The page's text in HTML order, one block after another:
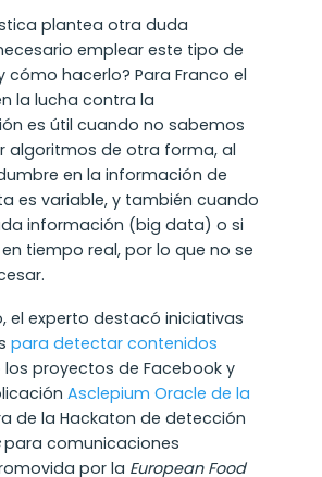
plantea otra duda
emplear este tipo de
cómo hacerlo? Para Franco el
la lucha contra la
es útil cuando no sabemos
algoritmos de otra forma, al
en la información de
es variable, y también cuando
información (big data) o si
tiempo real, por lo que no se
el experto destacó iniciativas
para detectar contenidos
los proyectos de Facebook y
Asclepium Oracle de la
de la Hackaton de detección
para comunicaciones
por la European Food